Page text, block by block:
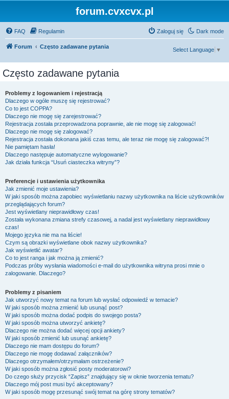
forum.cvxcvx.pl
Dark mode
FAQ Regulamin Zaloguj się
Forum Często zadawane pytania
Select Language ▼
Często zadawane pytania
Problemy z logowaniem i rejestracją
Dlaczego w ogóle muszę się rejestrować?
Co to jest COPPA?
Dlaczego nie mogę się zarejestrować?
Rejestracja została przeprowadzona poprawnie, ale nie mogę się zalogować!
Dlaczego nie mogę się zalogować?
Rejestracja została dokonana jakiś czas temu, ale teraz nie mogę się zalogować?!
Nie pamiętam hasła!
Dlaczego następuje automatyczne wylogowanie?
Jak działa funkcja “Usuń ciasteczka witryny”?
Preferencje i ustawienia użytkownika
Jak zmienić moje ustawienia?
W jaki sposób można zapobiec wyświetlaniu nazwy użytkownika na liście użytkowników
przeglądających forum?
Jest wyświetlany nieprawidłowy czas!
Została wykonana zmiana strefy czasowej, a nadal jest wyświetlany nieprawidłowy
czas!
Mojego języka nie ma na liście!
Czym są obrazki wyświetlane obok nazwy użytkownika?
Jak wyświetlić awatar?
Co to jest ranga i jak można ją zmienić?
Podczas próby wysłania wiadomości e-mail do użytkownika witryna prosi mnie o
zalogowanie. Dlaczego?
Problemy z pisaniem
Jak utworzyć nowy temat na forum lub wysłać odpowiedź w temacie?
W jaki sposób można zmienić lub usunąć post?
W jaki sposób można dodać podpis do swojego posta?
W jaki sposób można utworzyć ankietę?
Dlaczego nie można dodać więcej opcji ankiety?
W jaki sposób zmienić lub usunąć ankietę?
Dlaczego nie mam dostępu do forum?
Dlaczego nie mogę dodawać załączników?
Dlaczego otrzymałem/otrzymałam ostrzeżenie?
W jaki sposób można zgłosić posty moderatorowi?
Do czego służy przycisk “Zapisz” znajdujący się w oknie tworzenia tematu?
Dlaczego mój post musi być akceptowany?
W jaki sposób mogę przesunąć swój temat na górę strony tematów?